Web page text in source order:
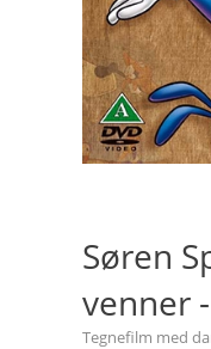
Søren
venner
Tegnefilm med